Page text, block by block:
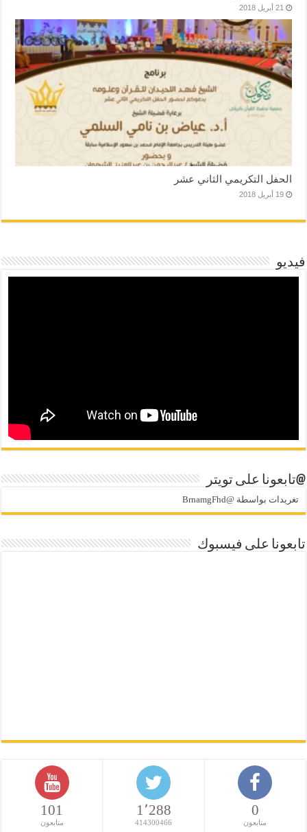
21 أبريل 2018
الحفل التكريمي الثاني عشر
19 أبريل 2018
فيديو
@تابعونا على تويتر
تغريدات بواسطة @BrnamgFhd
تابعونا على فيسبوك
0
متابعون
1٬288
414300466
101
متابعون